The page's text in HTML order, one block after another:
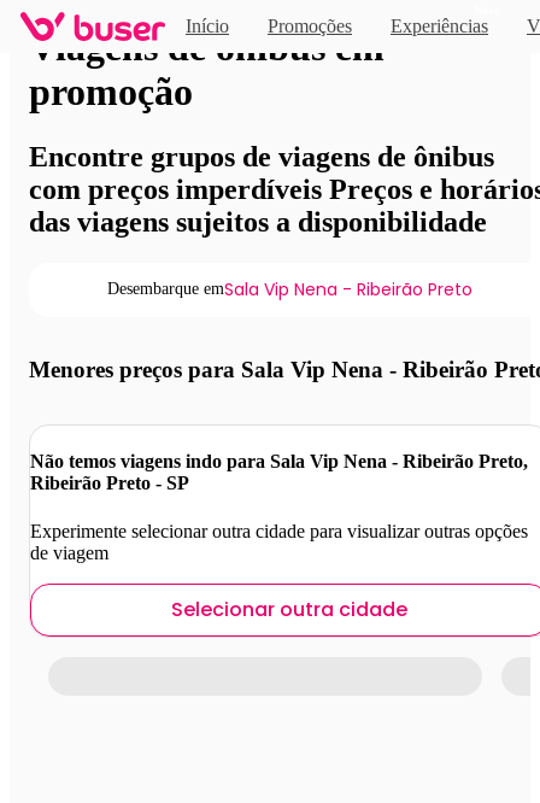
Início Promoções Experiências
Viagens de ônibus em
promoção
Encontre grupos de viagens de ônibus
com preços imperdíveis Preços e
das viagens sujeitos a disponibilidade
Desembarque emSala Vip Nena - Ribeirão Preto
Menores preços para Sala Vip Nena - Ribeirão
Não temos viagens indo para Sala Vip Nena - Ribeirão Preto,
Ribeirão Preto - SP
Experimente selecionar outra cidade para visualizar outras opções
de viagem
Selecionar outra cidade